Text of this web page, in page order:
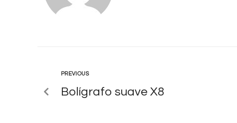
PREVIOUS
Bolígrafo suave X8